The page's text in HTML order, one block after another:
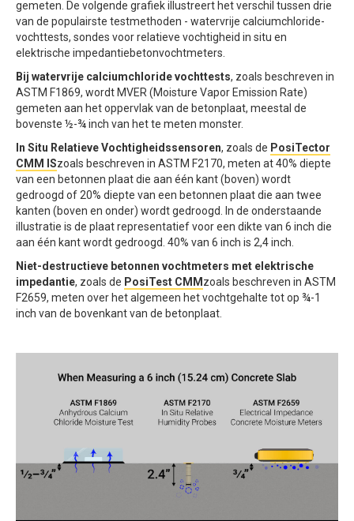
gemeten. De volgende grafiek illustreert het verschil tussen drie
van de populairste testmethoden - watervrije calciumchloride-
vochttests, sondes voor relatieve vochtigheid in situ en
elektrische impedantiebetonvochtmeters.
Bij watervrije calciumchloride vochttests, zoals beschreven in
ASTM F1869, wordt MVER (Moisture Vapor Emission Rate)
gemeten aan het oppervlak van de betonplaat, meestal de
bovenste ½-¾ inch van het te meten monster.
In Situ Relatieve Vochtigheidssensoren, zoals de PosiTector
CMM ISzoals beschreven in ASTM F2170, meten at 40% diepte
van een betonnen plaat die aan één kant (boven) wordt
gedroogd of 20% diepte van een betonnen plaat die aan twee
kanten (boven en onder) wordt gedroogd. In de onderstaande
illustratie is de plaat representatief voor een dikte van 6 inch die
aan één kant wordt gedroogd. 40% van 6 inch is 2,4 inch.
Niet-destructieve betonnen vochtmeters met elektrische
impedantie, zoals de PosiTest CMMzoals beschreven in ASTM
F2659, meten over het algemeen het vochtgehalte tot op ¾-1
inch van de bovenkant van de betonplaat.